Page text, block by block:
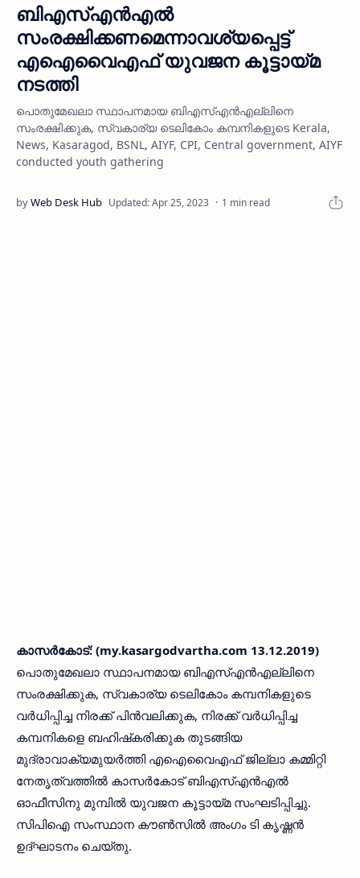
ബിഎസ്എന്‍എല്‍
സംരക്ഷിക്കണമെന്നാവശ്യപ്പെട്ട്
എഐവൈഎഫ് യുവജന കൂട്ടായ്മ
നടത്തി
പൊതുമേഖലാ സ്ഥാപനമായ ബിഎസ്എന്‍എല്ലിനെ
സംരക്ഷിക്കുക, സ്വകാര്യ ടെലികോം കമ്പനികളുടെ Kerala,
News, Kasaragod, BSNL, AIYF, CPI, Central government, AIYF
conducted youth gathering
1 min read
കാസര്‍കോട്: (my.kasargodvartha.com 13.12.2019)
പൊതുമേഖലാ സ്ഥാപനമായ ബിഎസ്എന്‍എല്ലിനെ
സംരക്ഷിക്കുക, സ്വകാര്യ ടെലികോം കമ്പനികളുടെ
വര്‍ധിപ്പിച്ച നിരക്ക് പിന്‍വലിക്കുക, നിരക്ക് വര്‍ധിപ്പിച്ച
കമ്പനികളെ ബഹിഷ്‌കരിക്കുക തുടങ്ങിയ
മുദ്രാവാക്യമുയര്‍ത്തി എഐവൈഎഫ് ജില്ലാ കമ്മിറ്റി
നേതൃത്വത്തില്‍ കാസര്‍കോട് ബിഎസ്എന്‍എല്‍
ഓഫീസിനു മുമ്പില്‍ യുവജന കൂട്ടായ്മ സംഘടിപ്പിച്ചു.
സിപിഐ സംസ്ഥാന കൗണ്‍സില്‍ അംഗം ടി കൃഷ്ണന്‍
ഉദ്ഘാടനം ചെയ്തു.